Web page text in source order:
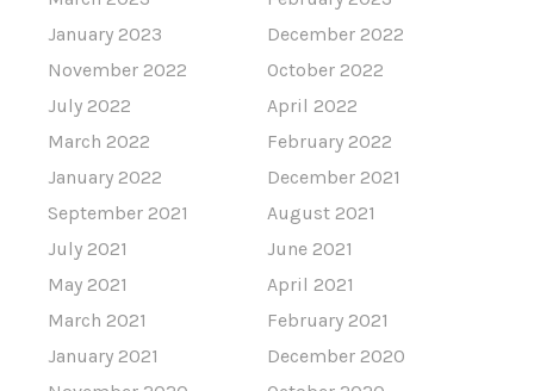
January 2023
December 2022
November 2022
October 2022
July 2022
April 2022
March 2022
February 2022
January 2022
December 2021
September 2021
August 2021
July 2021
June 2021
May 2021
April 2021
March 2021
February 2021
January 2021
December 2020